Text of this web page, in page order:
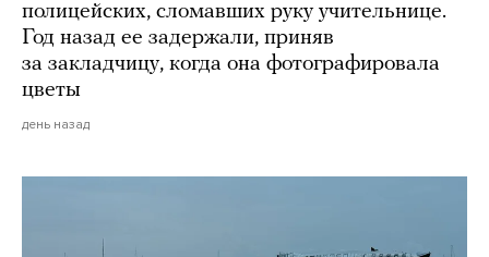
полицейских, сломавших руку учительнице.
Год назад ее задержали, приняв
за закладчицу, когда она фотографировала
цветы
день назад